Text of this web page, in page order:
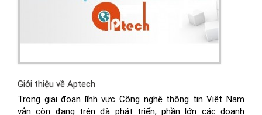
Giới thiệu về Aptech
Trong giai đoạn lĩnh vực Công nghệ thông tin Việt Nam
vẫn còn đang trên đà phát triển, phần lớn các doanh